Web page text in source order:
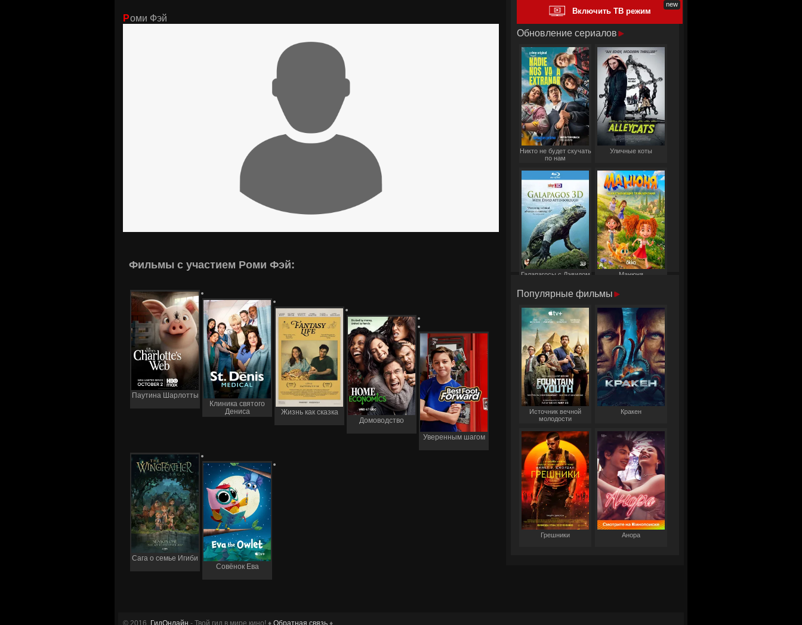
Роми Фэй
Фильмы с участием Роми Фэй:
Паутина Шарлотты
Клиника святого
Дениса
Жизнь как сказка
Домоводство
Уверенным шагом
Сага о семье Игиби
Совёнок Ева
Включить ТВ режим
Обновление сериалов
Никто не будет скучать
по нам
Уличные коты
Галапагосы с Дэвидом
Манюня
Популярные фильмы
Источник вечной
молодости
Кракен
Грешники Анора